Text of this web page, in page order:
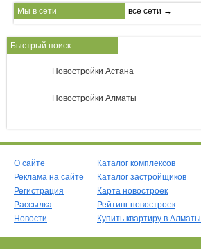
Мы в сети все сети →
Быстрый поиск
Новостройки Астана
Новостройки Алматы
О сайте
Реклама на сайте
Регистрация
Рассылка
Новости
Каталог комплексов
Каталог застройщиков
Карта новостроек
Рейтинг новостроек
Купить квартиру в Алматы